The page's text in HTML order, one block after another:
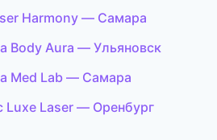
Harmony — Самара
Body Aura — Ульяновск
Med Lab — Самара
Luxe Laser — Оренбург